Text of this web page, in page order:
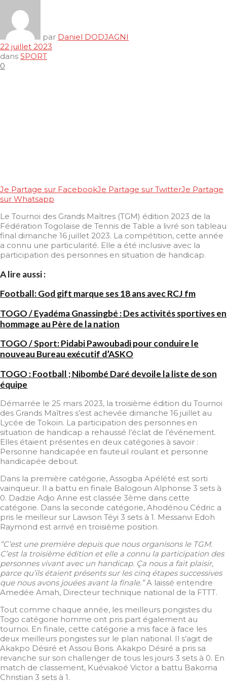
par Daniel DODJAGNI
22 juillet 2023
dans SPORT
0
Je Partage sur FacebookJe Partage sur TwitterJe Partage
sur Whatsapp
Le Tournoi des Grands Maîtres (TGM) édition 2023 de la
Fédération Togolaise de Tennis de Table a livré son tableau
final dimanche 16 juillet 2023. La compétition, cette année
a connu une particularité. Elle a été inclusive avec la
participation des personnes en situation de handicap.
A lire aussi :
Football: God gift marque ses 18 ans avec RCJ fm
TOGO / Eyadéma Gnassingbé : Des activités sportives en
hommage au Père de la nation
TOGO / Sport: Pidabi Pawoubadi pour conduire le
nouveau Bureau exécutif d’ASKO
TOGO : Football ; Nibombé Daré devoile la liste de son
équipe
Démarrée le 25 mars 2023, la troisième édition du Tournoi
des Grands Maîtres s’est achevée dimanche 16 juillet au
Lycée de Tokoin. La participation des personnes en
situation de handicap a rehaussé l’éclat de l’événement.
Elles étaient présentes en deux catégories à savoir :
Personne handicapée en fauteuil roulant et personne
handicapée debout.
Dans la première catégorie, Assogba Apélété est sorti
vainqueur. Il a battu en finale Balogoun Alphonse 3 sets à
0. Dadzie Adjo Anne est classée 3ème dans cette
catégorie. Dans la seconde catégorie, Ahodénou Cédric a
pris le meilleur sur Lawson Téyi 3 sets à 1. Messanvi Edoh
Raymond est arrivé en troisième position.
“C’est une première depuis que nous organisons le TGM.
C’est la troisième édition et elle a connu la participation des
personnes vivant avec un handicap. Ça nous a fait plaisir,
parce qu’ils étaient présents sur les cinq étapes successives
que nous avons jouées avant la finale.”A laissé entendre
Amedée Amah, Directeur technique national de la FTTT.
Tout comme chaque année, les meilleurs pongistes du
Togo catégorie homme ont pris part également au
tournoi. En finale, cette catégorie a mis face à face les
deux meilleurs pongistes sur le plan national. Il s’agit de
Akakpo Désiré et Assou Boris. Akakpo Désiré a pris sa
revanche sur son challenger de tous les jours 3 sets à 0. En
match de classement, Kuéviakoé Victor a battu Bakoma
Christian 3 sets à 1.